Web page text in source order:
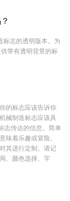
标志的透明版本。为
带有透明背景的标
的标志应该告诉你
械制造标志应该具
志传达的信息。简单
味着乐趣或冒险。
其进行定制。请记
、颜色选择、字